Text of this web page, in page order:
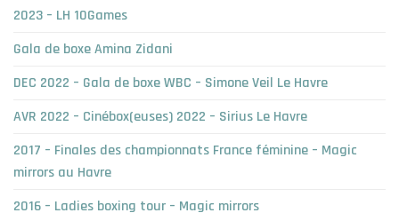
2023 – LH 10Games
Gala de boxe Amina Zidani
DEC 2022 – Gala de boxe WBC – Simone Veil Le Havre
AVR 2022 – Cinébox(euses) 2022 – Sirius Le Havre
2017 – Finales des championnats France féminine – Magic
mirrors au Havre
2016 – Ladies boxing tour – Magic mirrors